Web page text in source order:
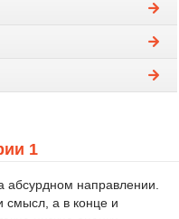
1
направлении.
смысл, а в конце и